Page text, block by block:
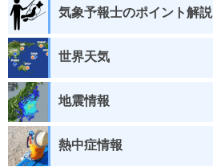
気象予報士のポイント解説
世界天気
地震情報
熱中症情報